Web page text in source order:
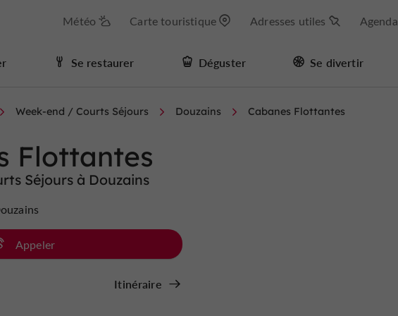
Météo Carte touristique Adresses utiles Agenda
Se restaurer Déguster Se divertir
Week-end / Courts Séjours Douzains Cabanes Flottantes
Flottantes
Séjours à Douzains
Appeler
Itinéraire